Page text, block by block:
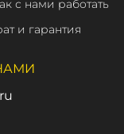
с нами работать
и гарантия